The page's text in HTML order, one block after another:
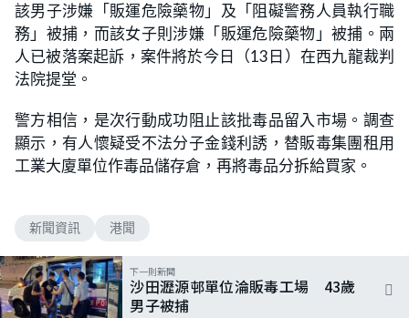
該男子涉嫌「販運危險藥物」及「阻礙警務人員執行職
務」被捕，而該女子則涉嫌「販運危險藥物」被捕。兩
人已被落案起訴，案件將於今日（13日）在西九龍裁判
法院提堂。
警方相信，是次行動成功阻止該批毒品留入市場。調查
顯示，有人懷疑受不法分子金錢利誘，替販毒集團租用
工業大廈單位作毒品儲存倉，再將毒品分拆給買家。
新聞資訊 港聞
下一則新聞
沙田瀝源邨單位淪販毒工場 43歲
男子被捕